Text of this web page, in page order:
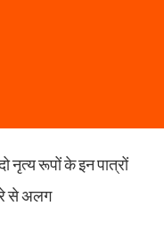
एक नृत्य रूप
हुआ है। कथक और
लोकप्रिय
नृत्य रूपों के इन पात्रों
से अलग